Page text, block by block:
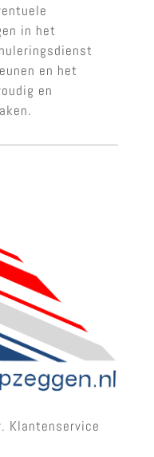
in het
en het
en
Klantenservice